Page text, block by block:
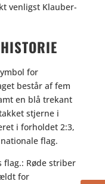
venligst Klauber-
for
består af fem
en blå trekant
stjerne i
i forholdet 2:3,
flag.
flag.: Røde striber
for